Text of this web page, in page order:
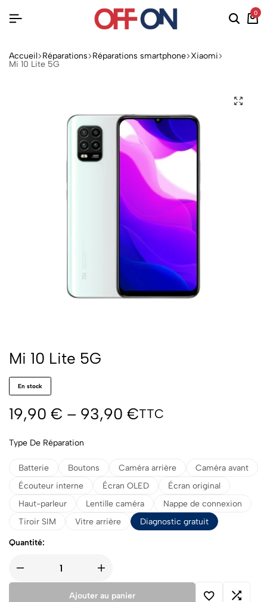
0
Accueil Réparations Réparations smartphone Xiaomi
Mi 10 Lite 5G
Mi 10 Lite 5G
En stock
19,90 € – 93,90 €TTC
Type De Réparation
Batterie Boutons Caméra arrière
Caméra avant
Écouteur interne
Écran OLED
Écran original
Haut-parleur
Lentille caméra
Nappe de connexion
Tiroir SIM
Vitre arrière Diagnostic gratuit
Quantité:
Ajouter au panier